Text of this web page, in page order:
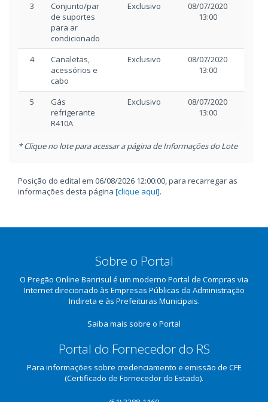
3
Conjunto/par
de suportes
para ar
condicionado
Exclusivo
08/07/2020
13:00
4
Canaletas,
acessórios e
cabo
Exclusivo
08/07/2020
13:00
5
Gás
refrigerante
R410A
Exclusivo
08/07/2020
13:00
* Clique no lote para acessar a página de Informações do Lote
Posição do edital em 06/08/2026 12:00:00, para recarregar as
informações desta página [clique aqui].
Sobre o Portal
O Pregão Online Banrisul é um moderno Portal de Compras via
Internet direcionado às Empresas Públicas da Administração
Indireta e às Prefeituras Municipais.
Saiba mais sobre o Portal
Portal do Fornecedor do RS
Para informações sobre credenciamento e emissão de CFE
(Certificado de Fornecedor do Estado).